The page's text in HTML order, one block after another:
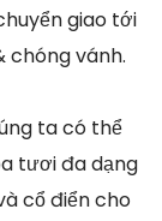
giao tới
chóng vánh.
ta có thể
tươi đa dạng
cổ điển cho